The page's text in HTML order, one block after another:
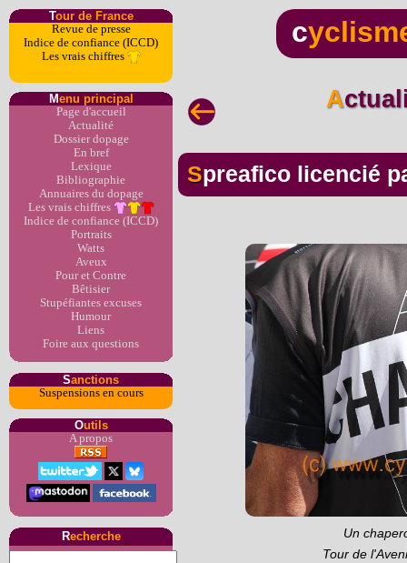
Tour de France
Revue de presse
Indice de confiance (ICCD)
Les vrais chiffres
Menu principal
Page d'accueil
Actualité
Dossier dopage
En bref
Lexique
Bibliographie
Annuaires du dopage
Les vrais chiffres
Indice de confiance (ICCD)
Portraits
Watts
Aveux
Pour et Contre
Bêtisier
Stupéfiantes excuses
Humour
Liens
Foire aux questions
Sanctions
Suspensions en cours
Outils
A propos
Recherche
c
Spreafico licencié
Un
Tour de